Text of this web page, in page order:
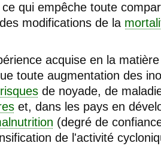
qui empêche toute
modifications de la
acquise en la
toute augmentation des
risques de noyade, de
et, dans les pays en
(degré de
de l'activité